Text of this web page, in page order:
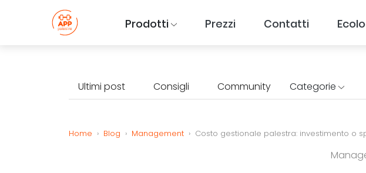
Prodotti Prezzi Contatti
Ultimi post Consigli Community Categorie
Home › Blog › Management › Costo gestionale palestra: investimento o